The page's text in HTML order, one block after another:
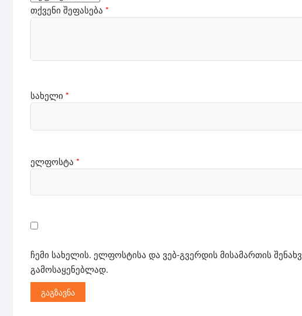
თქვენი შეფასება *
სახელი *
ელფოსტა *
ჩემი სახელის. ელფოსტისა და ვებ-გვერდის მისამართის
გამოსაყენებლად.